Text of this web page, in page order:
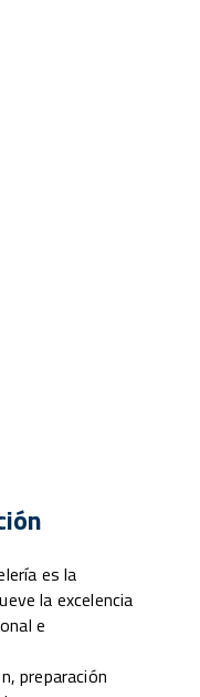
es la
la excelencia
e
preparación